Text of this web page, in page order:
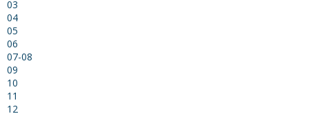
03
04
05
06
07-08
09
10
11
12